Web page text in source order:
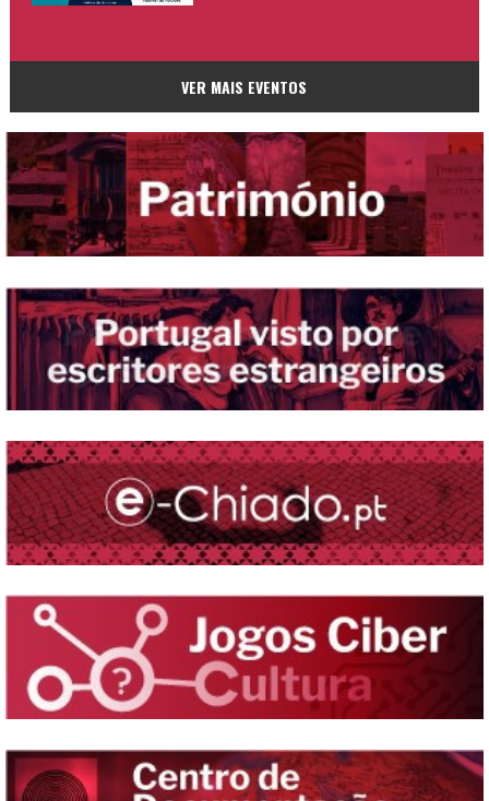
VER MAIS EVENTOS